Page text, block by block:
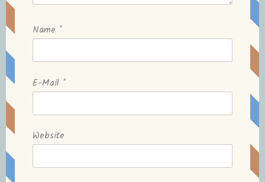
Name *
E-Mail *
Website